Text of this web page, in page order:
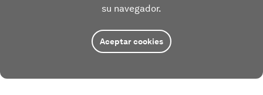
su navegador.
Aceptar cookies